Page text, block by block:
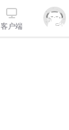
客户端